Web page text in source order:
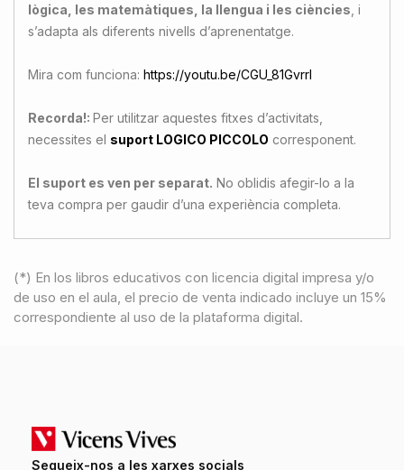
lògica, les matemàtiques, la llengua i les ciències , i
s’adapta als diferents nivells d’aprenentatge.
Mira com funciona: https://youtu.be/CGU_81GvrrI
Recorda!: Per utilitzar aquestes fitxes d’activitats,
necessites el suport LOGICO PICCOLO corresponent.
El suport es ven per separat. No oblidis afegir-lo a la
teva compra per gaudir d’una experiència completa.
(*) En los libros educativos con licencia digital impresa y/o
de uso en el aula, el precio de venta indicado incluye un 15%
correspondiente al uso de la plataforma digital.
Segueix-nos a les xarxes socials